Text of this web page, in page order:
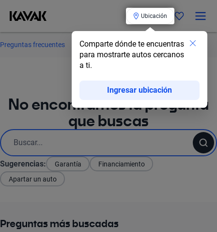
Ubicación
Preguntas frecuentes
No encontramos la pregunta
que buscas
Sugerencias: Garantía
Financiamiento
Apartar un auto
Preguntas más buscadas
Comparte dónde te encuentras
para mostrarte autos cercanos
a ti.
Ingresar ubicación